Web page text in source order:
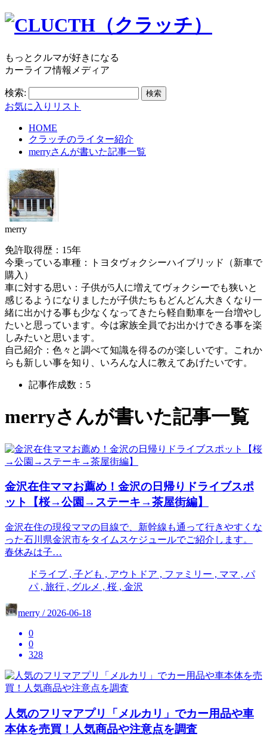
もっとクルマが好きになる
カーライフ情報メディア
検索:
お気に入りリスト
HOME
クラッチのライター紹介
merryさんが書いた記事一覧
merry
免許取得歴：15年
今乗っている車種：トヨタヴォクシーハイブリッド（新車で
購入）
車に対する思い：子供が5人に増えてヴォクシーでも狭いと
感じるようになりましたが子供たちもどんどん大きくなり一
緒に出かける事も少なくなってきたら軽自動車を一台増やし
たいと思っています。今は家族全員でお出かけできる事を楽
しみたいと思います。
自己紹介：色々と調べて知識を得るのが楽しいです。これか
らも新しい事を知り、いろんな人に教えてあげたいです。
記事作成数：5
merryさんが書いた記事一覧
金沢在住ママお薦め！金沢の日帰りドライブスポ
ット【桜→公園→ステーキ→茶屋街編】
金沢在住の現役ママの目線で、新幹線も通って行きやすくな
った石川県金沢市をタイムスケジュールでご紹介します。
春休みは子…
ドライブ , 子ども , アウトドア , ファミリー , ママ , パ
パ , 旅行 , グルメ , 桜 , 金沢
merry / 2026-06-18
0
0
328
人気のフリマアプリ「メルカリ」でカー用品や車
本体を売買！人気商品や注意点を調査